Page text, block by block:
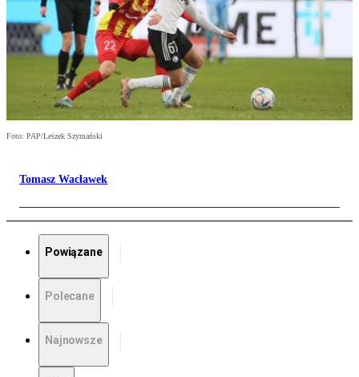
Foto: PAP/Leszek Szymański
Tomasz Wacławek
Powiązane
Polecane
Najnowsze